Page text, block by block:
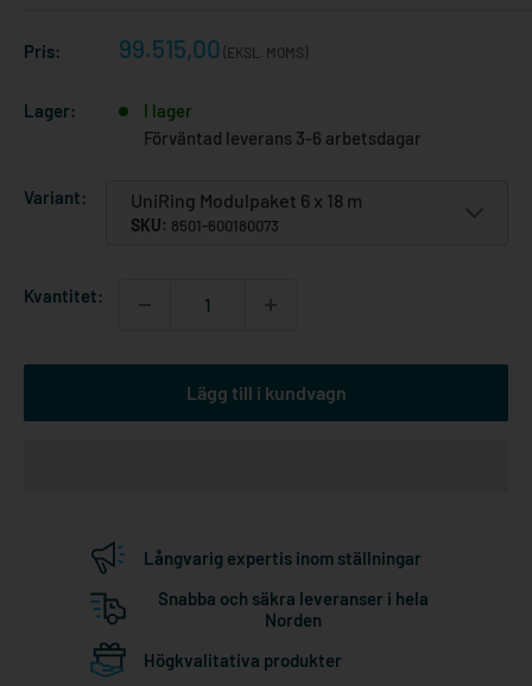
Pris: Reapris
99.515,00 (EKSL. MOMS)
Lager:
I lager
Förväntad leverans 3-6 arbetsdagar
Variant: UniRing Modulpaket 6 x 18 m
SKU: 8501-600180073
Kvantitet:
Lägg till i kundvagn
Långvarig expertis inom ställningar
Snabba och säkra leveranser i hela
Norden
Högkvalitativa produkter